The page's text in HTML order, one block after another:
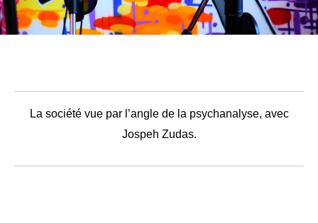
La société vue par l’angle de la psychanalyse, avec
Jospeh Zudas.